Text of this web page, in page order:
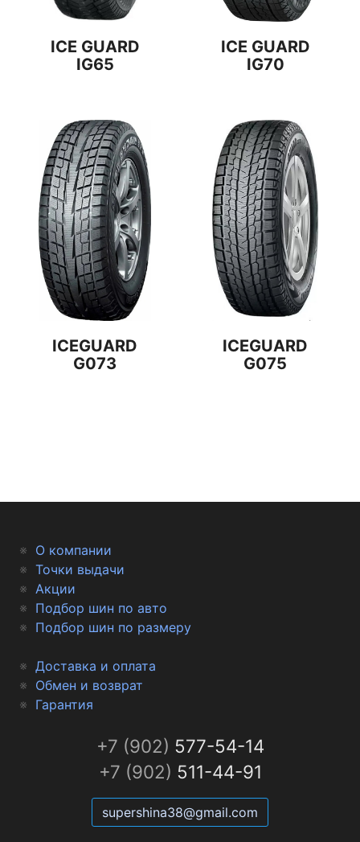
ICE GUARD
IG65
ICE GUARD
IG70
ICEGUARD
G073
ICEGUARD
G075
О компании
Точки выдачи
Акции
Подбор шин по авто
Подбор шин по размеру
Доставка и оплата
Обмен и возврат
Гарантия
+7 (902) 577-54-14
+7 (902) 511-44-91
supershina38@gmail.com